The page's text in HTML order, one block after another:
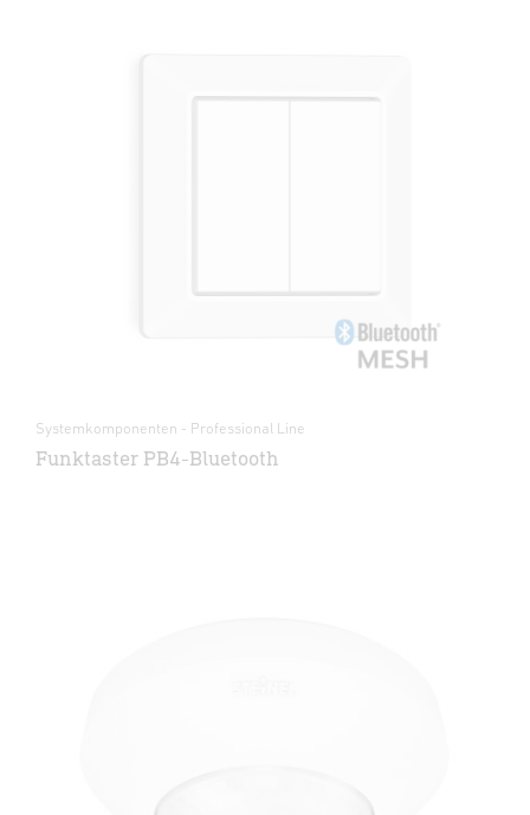
Systemkomponenten - Professional Line
Funktaster PB4-Bluetooth